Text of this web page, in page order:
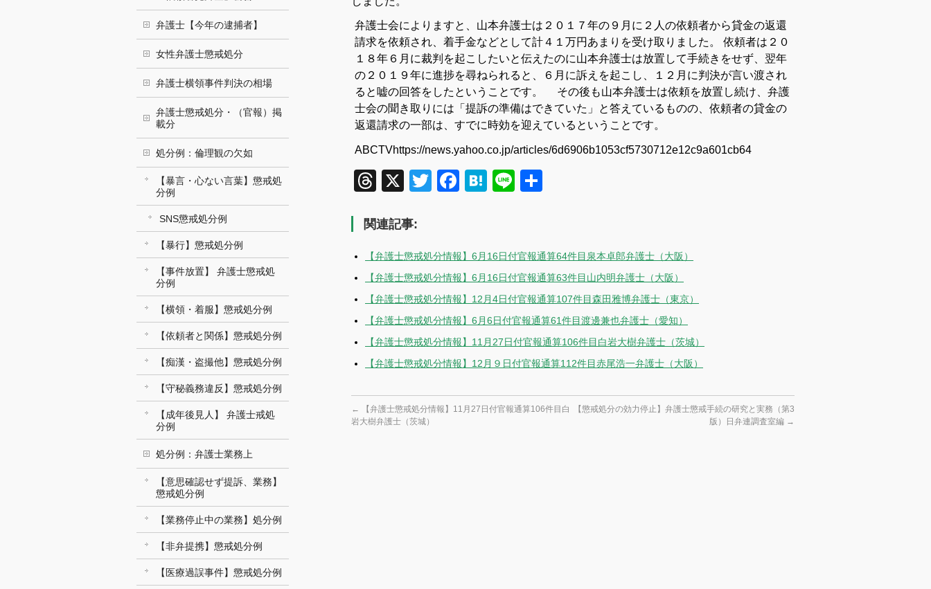
弁護士会によりますと、山本弁護士は２０１７年の９月に２人の依頼者から貸金の返還
請求を依頼され、着手金などとして計４１万円あまりを受け取りました。 依頼者は２０
１８年６月に裁判を起こしたいと伝えたのに山本弁護士は放置して手続きをせず、翌年
の２０１９年に進捗を尋ねられると、６月に訴えを起こし、１２月に判決が言い渡され
ると嘘の回答をしたということです。 その後も山本弁護士は依頼を放置し続け、弁護
士会の聞き取りには「提訴の準備はできていた」と答えているものの、依頼者の貸金の
返還請求の一部は、すでに時効を迎えているということです。
ABCTVhttps://news.yahoo.co.jp/articles/6d6906b1053cf5730712e12c9a601cb64
Threads
X TwitterFacebook
Hatena
Line
関連記事:
【弁護士懲戒処分情報】6月16日付官報通算64件目泉本卓郎弁護士（大阪）
【弁護士懲戒処分情報】6月16日付官報通算63件目山内明弁護士（大阪）
【弁護士懲戒処分情報】12月4日付官報通算107件目森田雅博弁護士（東京）
【弁護士懲戒処分情報】6月6日付官報通算61件目渡邊兼也弁護士（愛知）
【弁護士懲戒処分情報】11月27日付官報通算106件目白岩大樹弁護士（茨城）
【弁護士懲戒処分情報】12月９日付官報通算112件目赤尾浩一弁護士（大阪）
←
【弁護士懲戒処分情報】11月27日付官報通算106件目白
岩大樹弁護士（茨城）
【懲戒処分の効力停止】弁護士懲戒手続の研究と実務（第3
版）日弁連調査室編 →
弁護士【今年の逮捕者】
女性弁護士懲戒処分
弁護士横領事件判決の相場
弁護士懲戒処分・（官報）掲
載分
処分例：倫理観の欠如
【暴言・心ない言葉】懲戒処
分例
SNS懲戒処分例
【暴行】懲戒処分例
【事件放置】 弁護士懲戒処
分例
【横領・着服】懲戒処分例
【依頼者と関係】懲戒処分例
【痴漢・盗撮他】懲戒処分例
【守秘義務違反】懲戒処分例
【成年後見人】 弁護士戒処
分例
処分例：弁護士業務上
【意思確認せず提訴、業務】
懲戒処分例
【業務停止中の業務】処分例
【非弁提携】懲戒処分例
【医療過誤事件】懲戒処分例